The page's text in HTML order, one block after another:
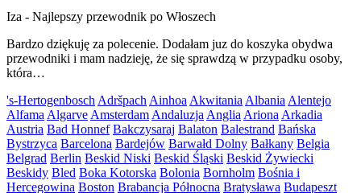
Iza - Najlepszy przewodnik po Włoszech
Bardzo dziękuję za polecenie. Dodałam juz do koszyka obydwa
przewodniki i mam nadzieję, że się sprawdzą w przypadku osoby,
która…
's-Hertogenbosch Adršpach Ainhoa Akwitania Albania Alentejo
Alfama Algarve Amsterdam Andaluzja Anglia Ariona Arkadia
Austria Bad Honnef Bakczysaraj Balaton Balestrand Bańska
Bystrzyca Barcelona Bardejów Barwałd Dolny Bałkany Belgia
Belgrad Berlin Beskid Niski Beskid Śląski Beskid Żywiecki
Beskidy Bled Boka Kotorska Bolonia Bornholm Bośnia i
Hercegowina Boston Brabancja Północna Bratysława Budapeszt